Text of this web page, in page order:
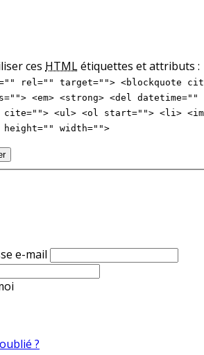
ces HTMLétiquettes et attributs :
rel="" target=""> <blockquote
<em> <strong> <del
cite=""> <ul> <ol start=""> <li>
width="">
e-mail
?